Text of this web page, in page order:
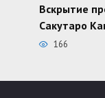
Вскрытие
Сакутаро
166